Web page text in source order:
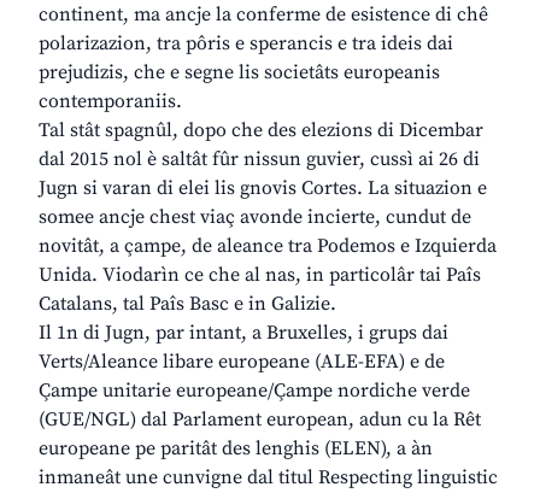
continent, ma ancje la conferme de esistence di chê
polarizazion, tra pôris e sperancis e tra ideis dai
prejudizis, che e segne lis societâts europeanis
contemporaniis.
Tal stât spagnûl, dopo che des elezions di Dicembar
dal 2015 nol è saltât fûr nissun guvier, cussì ai 26 di
Jugn si varan di elei lis gnovis Cortes. La situazion e
somee ancje chest viaç avonde incierte, cundut de
novitât, a çampe, de aleance tra Podemos e Izquierda
Unida. Viodarìn ce che al nas, in particolâr tai Paîs
Catalans, tal Paîs Basc e in Galizie.
Il 1n di Jugn, par intant, a Bruxelles, i grups dai
Verts/Aleance libare europeane (ALE-EFA) e de
Çampe unitarie europeane/Çampe nordiche verde
(GUE/NGL) dal Parlament european, adun cu la Rêt
europeane pe paritât des lenghis (ELEN), a àn
inmaneât une cunvigne dal titul Respecting linguistic